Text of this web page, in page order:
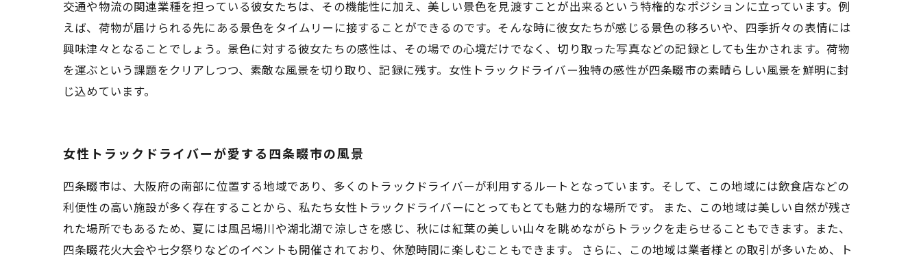
交通や物流の関連業種を担っている彼女たちは、その機能性に加え、美しい景色を見渡すことが出来るという特権的なポジションに立っています。例
えば、荷物が届けられる先にある景色をタイムリーに接することができるのです。そんな時に彼女たちが感じる景色の移ろいや、四季折々の表情には
興味津々となることでしょう。景色に対する彼女たちの感性は、その場での心境だけでなく、切り取った写真などの記録としても生かされます。荷物
を運ぶという課題をクリアしつつ、素敵な風景を切り取り、記録に残す。女性トラックドライバー独特の感性が四条畷市の素晴らしい風景を鮮明に封
じ込めています。
女性トラックドライバーが愛する四条畷市の風景
四条畷市は、大阪府の南部に位置する地域であり、多くのトラックドライバーが利用するルートとなっています。そして、この地域には飲食店などの
利便性の高い施設が多く存在することから、私たち女性トラックドライバーにとってもとても魅力的な場所です。 また、この地域は美しい自然が残さ
れた場所でもあるため、夏には風呂場川や湖北湖で涼しさを感じ、秋には紅葉の美しい山々を眺めながらトラックを走らせることもできます。また、
四条畷花火大会や七夕祭りなどのイベントも開催されており、休憩時間に楽しむこともできます。 さらに、この地域は業者様との取引が多いため、ト